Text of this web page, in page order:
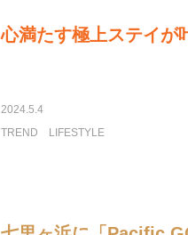
心満たす極上ステイが
2024.5.4
TREND
LIFESTYLE